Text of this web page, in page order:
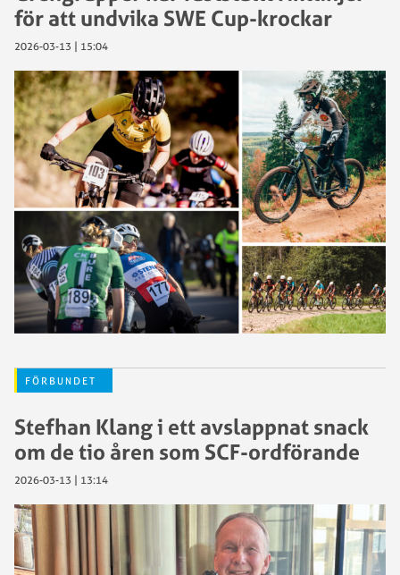
för att undvika SWE Cup-krockar
2026-03-13 | 15:04
FÖRBUNDET
Stefhan Klang i ett avslappnat snack
om de tio åren som SCF-ordförande
2026-03-13 | 13:14